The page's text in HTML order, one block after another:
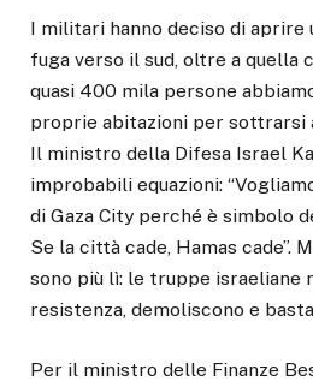
I militari hanno deciso di aprire
fuga verso il sud, oltre a quella
quasi 400 mila persone
proprie abitazioni per sottrarsi
Il ministro della Difesa Israel
improbabili equazioni:
di Gaza City perché è simbolo
Se la città cade, Hamas cade”.
sono più lì: le truppe israeliane
resistenza, demoliscono e
Per il ministro delle Finanze